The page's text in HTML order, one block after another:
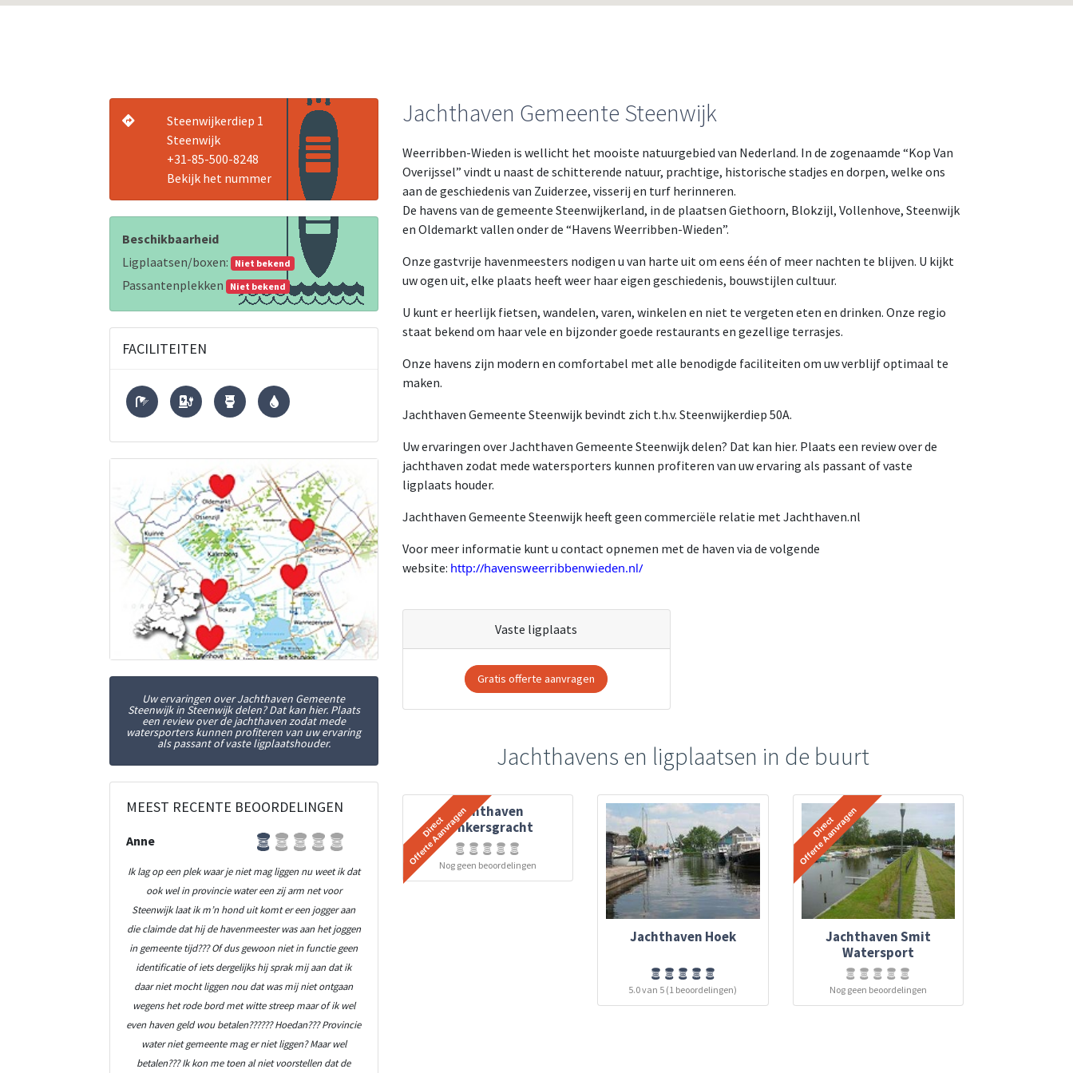
Steenwijkerdiep 1
Steenwijk
+31-85-500-8248
Bekijk het nummer
Beschikbaarheid
Ligplaatsen/boxen:
Niet bekend
Passantenplekken Niet bekend
FACILITEITEN
Uw ervaringen over Jachthaven Gemeente
Steenwijk in Steenwijk delen? Dat kan hier. Plaats
een review over de jachthaven zodat mede
watersporters kunnen profiteren van uw ervaring
als passant of vaste ligplaatshouder.
MEEST RECENTE BEOORDELINGEN
Anne
Ik lag op een plek waar je niet mag liggen nu weet ik dat
ook wel in provincie water een zij arm net voor
Steenwijk laat ik m’n hond uit komt er een jogger aan
die claimde dat hij de havenmeester was aan het joggen
in gemeente tijd??? Of dus gewoon niet in functie geen
identificatie of iets dergelijks hij sprak mij aan dat ik
daar niet mocht liggen nou dat was mij niet ontgaan
wegens het rode bord met witte streep maar of ik wel
even haven geld wou betalen?????? Hoedan??? Provincie
water niet gemeente mag er niet liggen? Maar wel
betalen??? Ik kon me toen al niet voorstellen dat de
Jachthaven Gemeente Steenwijk
Weerribben-Wieden is wellicht het mooiste natuurgebied van Nederland. In de zogenaamde “Kop Van
Overijssel” vindt u naast de schitterende natuur, prachtige, historische stadjes en dorpen, welke ons
aan de geschiedenis van Zuiderzee, visserij en turf herinneren.
De havens van de gemeente Steenwijkerland, in de plaatsen Giethoorn, Blokzijl, Vollenhove, Steenwijk
en Oldemarkt vallen onder de “Havens Weerribben-Wieden”.
Onze gastvrije havenmeesters nodigen u van harte uit om eens één of meer nachten te blijven. U kijkt
uw ogen uit, elke plaats heeft weer haar eigen geschiedenis, bouwstijlen cultuur.
U kunt er heerlijk fietsen, wandelen, varen, winkelen en niet te vergeten eten en drinken. Onze regio
staat bekend om haar vele en bijzonder goede restaurants en gezellige terrasjes.
Onze havens zijn modern en comfortabel met alle benodigde faciliteiten om uw verblijf optimaal te
maken.
Jachthaven Gemeente Steenwijk bevindt zich t.h.v. Steenwijkerdiep 50A.
Uw ervaringen over Jachthaven Gemeente Steenwijk delen? Dat kan hier. Plaats een review over de
jachthaven zodat mede watersporters kunnen profiteren van uw ervaring als passant of vaste
ligplaats houder.
Jachthaven Gemeente Steenwijk heeft geen commerciële relatie met Jachthaven.nl
Voor meer informatie kunt u contact opnemen met de haven via de volgende
website: http://havensweerribbenwieden.nl/
Vaste ligplaats
Gratis offerte aanvragen
Jachthavens en ligplaatsen in de buurt
Jachthaven
Jonkersgracht
Nog geen beoordelingen
Jachthaven Hoek
5.0 van 5 (1 beoordelingen)
Jachthaven Smit
Watersport
Nog geen beoordelingen